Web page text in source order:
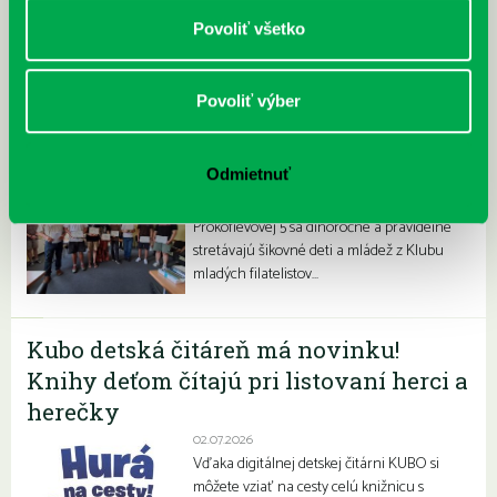
Povoliť všetko
Povoliť výber
Odmietnuť
06.07.2026
Prokofievovej 5 sa dlhoročne a pravidelne
stretávajú šikovné deti a mládež z Klubu
mladých filatelistov…
Kubo detská čitáreň má novinku!
Knihy deťom čítajú pri listovaní herci a
herečky
02.07.2026
Vďaka digitálnej detskej čitárni KUBO si
môžete vziať na cesty celú knižnicu s